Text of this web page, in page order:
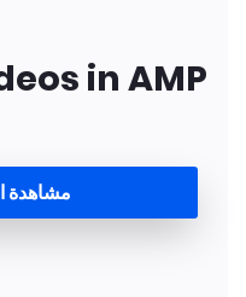
in AMP
مشاهدة